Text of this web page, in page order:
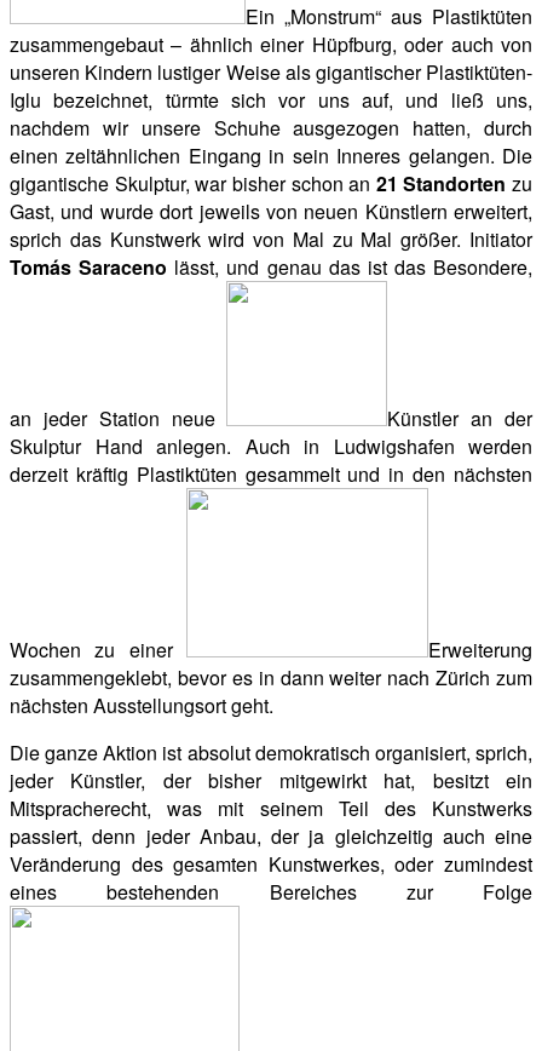
Ein „Monstrum“ aus Plastiktüten
zusammengebaut – ähnlich einer Hüpfburg, oder auch von
unseren Kindern lustiger Weise als gigantischer Plastiktüten-
Iglu bezeichnet, türmte sich vor uns auf, und ließ uns,
nachdem wir unsere Schuhe ausgezogen hatten, durch
einen zeltähnlichen Eingang in sein Inneres gelangen. Die
gigantische Skulptur, war bisher schon an 21 Standorten zu
Gast, und wurde dort jeweils von neuen Künstlern erweitert,
sprich das Kunstwerk wird von Mal zu Mal größer. Initiator
Tomás Saraceno lässt, und genau das ist das Besondere,
an jeder Station neue
Künstler an der
Skulptur Hand anlegen. Auch in Ludwigshafen werden
derzeit kräftig Plastiktüten gesammelt und in den nächsten
Wochen zu einer
Erweiterung
zusammengeklebt, bevor es in dann weiter nach Zürich zum
nächsten Ausstellungsort geht.
Die ganze Aktion ist absolut demokratisch organisiert, sprich,
jeder Künstler, der bisher mitgewirkt hat, besitzt ein
Mitspracherecht, was mit seinem Teil des Kunstwerks
passiert, denn jeder Anbau, der ja gleichzeitig auch eine
Veränderung des gesamten Kunstwerkes, oder zumindest
eines bestehenden Bereiches zur Folge